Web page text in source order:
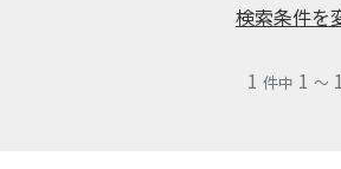
検索条件を
1 件中 1 ～ 1